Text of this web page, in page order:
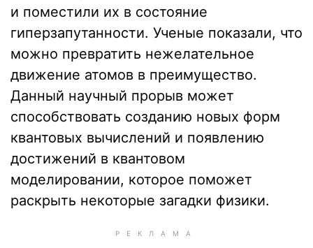
и поместили их в состояние
гиперзапутанности. Ученые показали, что
можно превратить нежелательное
движение атомов в преимущество.
Данный научный прорыв может
способствовать созданию новых форм
квантовых вычислений и появлению
достижений в квантовом
моделировании, которое поможет
раскрыть некоторые загадки физики.